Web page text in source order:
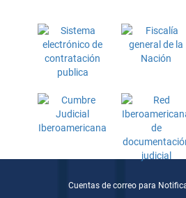
Cuentas de correo para